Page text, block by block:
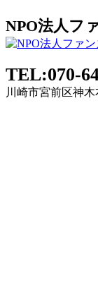
NPO法人フ
TEL:070-
川崎市宮前区神木